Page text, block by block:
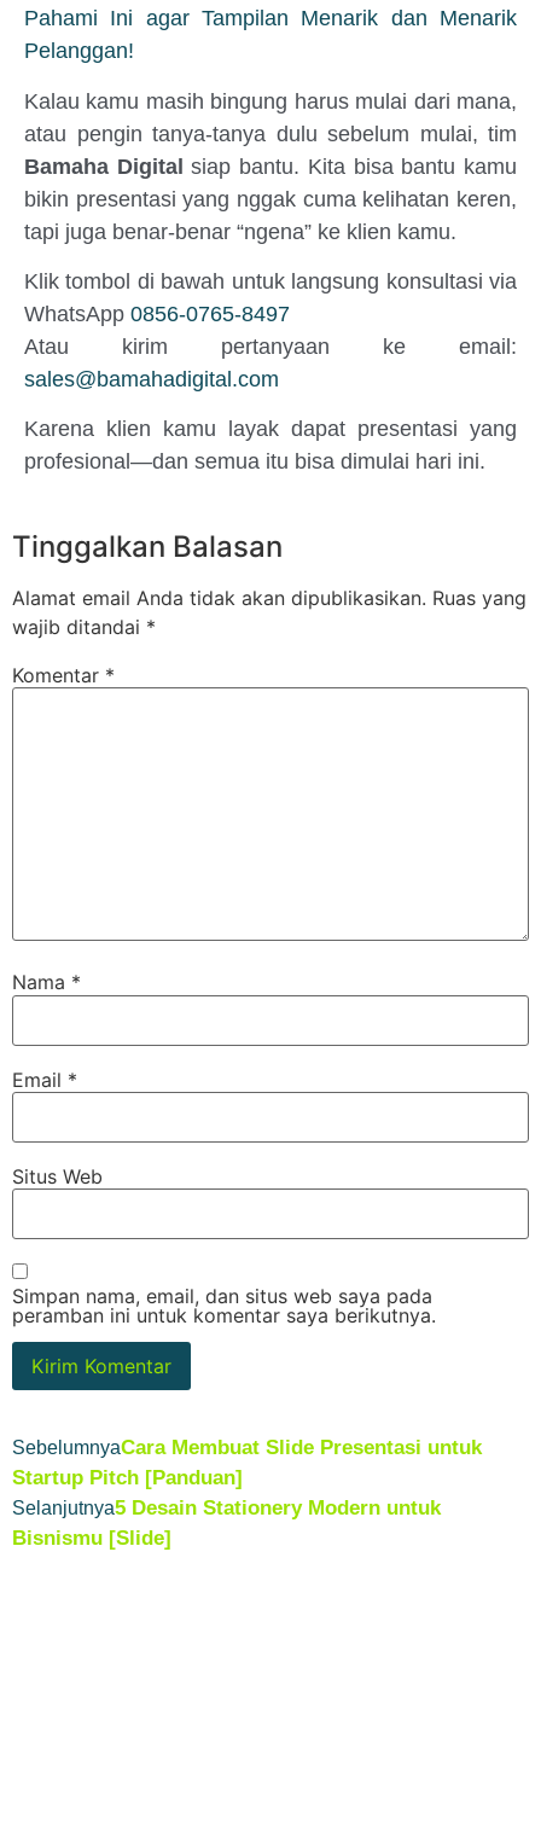
Pahami Ini agar Tampilan Menarik dan Menarik
Pelanggan!
Kalau kamu masih bingung harus mulai dari mana,
atau pengin tanya-tanya dulu sebelum mulai, tim
Bamaha Digital siap bantu. Kita bisa bantu kamu
bikin presentasi yang nggak cuma kelihatan keren,
tapi juga benar-benar “ngena” ke klien kamu.
Klik tombol di bawah untuk langsung konsultasi via
WhatsApp 0856-0765-8497
Atau kirim pertanyaan ke email:
sales@bamahadigital.com
Karena klien kamu layak dapat presentasi yang
profesional—dan semua itu bisa dimulai hari ini.
Tinggalkan Balasan
Alamat email Anda tidak akan dipublikasikan. Ruas yang
wajib ditandai *
Komentar *
Nama *
Email *
Situs Web
Simpan nama, email, dan situs web saya pada
peramban ini untuk komentar saya berikutnya.
SebelumnyaCara Membuat Slide Presentasi untuk
Startup Pitch [Panduan]
Selanjutnya5 Desain Stationery Modern untuk
Bisnismu [Slide]